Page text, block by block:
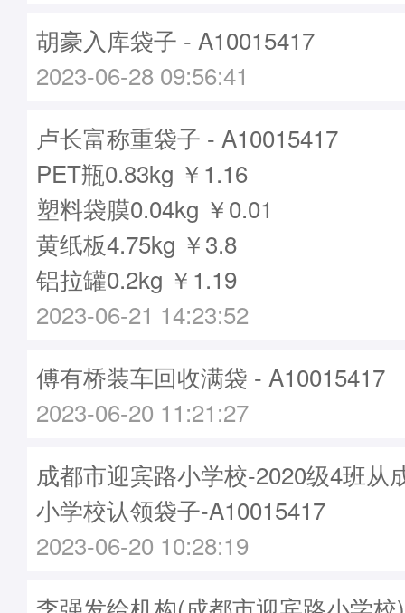
胡豪入库袋子 - A10015417
2023-06-28 09:56:41
卢长富称重袋子 - A10015417
PET瓶0.83kg ￥1.16
塑料袋膜0.04kg ￥0.01
黄纸板4.75kg ￥3.8
铝拉罐0.2kg ￥1.19
2023-06-21 14:23:52
傅有桥装车回收满袋 - A10015417
2023-06-20 11:21:27
成都市迎宾路小学校-2020级4班从
小学校认领袋子-A10015417
2023-06-20 10:28:19